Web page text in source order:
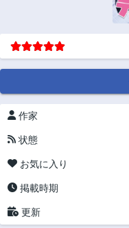
作家
状態
お気に入り
掲載時期
更新